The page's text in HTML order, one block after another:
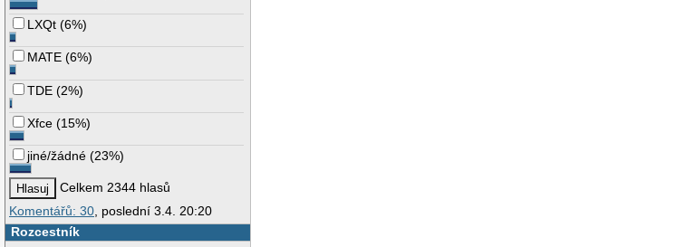
LXQt (6%)
MATE (6%)
TDE (2%)
Xfce (15%)
jiné/žádné (23%)
Celkem 2344 hlasů
Komentářů: 30 , poslední 3.4. 20:20
Rozcestník